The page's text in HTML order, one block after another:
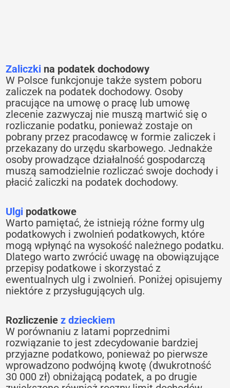
Zaliczki na podatek dochodowy
W Polsce funkcjonuje także system poboru
zaliczek na podatek dochodowy. Osoby
pracujące na umowę o pracę lub umowę
zlecenie zazwyczaj nie muszą martwić się o
rozliczanie podatku, ponieważ zostaje on
pobrany przez pracodawcę w formie zaliczek i
przekazany do urzędu skarbowego. Jednakże
osoby prowadzące działalność gospodarczą
muszą samodzielnie rozliczać swoje dochody i
płacić zaliczki na podatek dochodowy.
Ulgi podatkowe
Warto pamiętać, że istnieją różne formy ulg
podatkowych i zwolnień podatkowych, które
mogą wpłynąć na wysokość należnego podatku.
Dlatego warto zwrócić uwagę na obowiązujące
przepisy podatkowe i skorzystać z
ewentualnych ulg i zwolnień. Poniżej opisujemy
niektóre z przysługujących ulg.
Rozliczeniez dzieckiem
W porównaniu z latami poprzednimi
rozwiązanie to jest zdecydowanie bardziej
przyjazne podatkowo, ponieważ po pierwsze
wprowadzono podwójną kwotę (dwukrotność
30 000 zł) obniżającą podatek, a po drugie